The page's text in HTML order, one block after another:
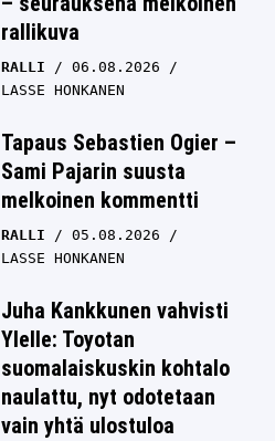
rallikuva
RALLI
06.08.2026
LASSE HONKANEN
Tapaus Sebastien Ogier –
Sami Pajarin suusta
melkoinen kommentti
RALLI
05.08.2026
LASSE HONKANEN
Juha Kankkunen vahvisti
Ylelle: Toyotan
suomalaiskuskin kohtalo
naulattu, nyt odotetaan
vain yhtä ulostuloa